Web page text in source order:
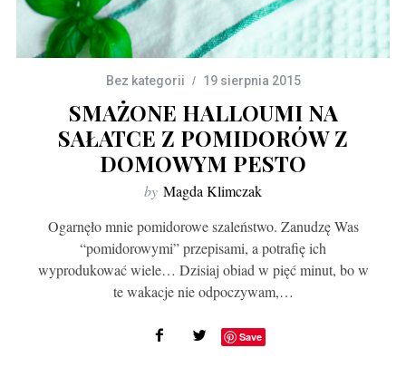
Bez kategorii 19 sierpnia 2015
SMAŻONE HALLOUMI NA
SAŁATCE Z POMIDORÓW Z
DOMOWYM PESTO
by Magda Klimczak
Ogarnęło mnie pomidorowe szaleństwo. Zanudzę Was
“pomidorowymi” przepisami, a potrafię ich
wyprodukować wiele… Dzisiaj obiad w pięć minut, bo w
te wakacje nie odpoczywam,…
Save